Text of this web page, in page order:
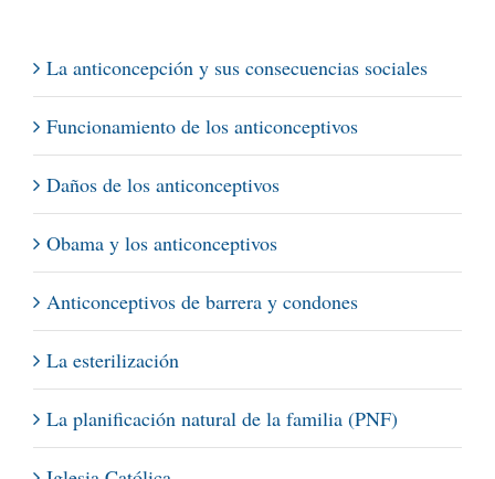
La anticoncepción y sus consecuencias sociales
Funcionamiento de los anticonceptivos
Daños de los anticonceptivos
Obama y los anticonceptivos
Anticonceptivos de barrera y condones
La esterilización
La planificación natural de la familia (PNF)